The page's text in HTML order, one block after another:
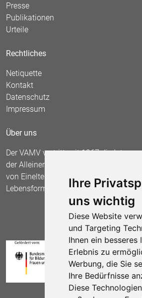
Ihre
uns wichtig
Diese Website
und Targeting
Ihnen ein besseres
Erlebnis zu
Werbung, die Sie
Ihre Bedürfnisse
Diese
Presse
Publikationen
Urteile
Rechtliches
Netiquette
Kontakt
Datenschutz
Impressum
Über uns
Der VAMV vertritt seit 1967 die
der Alleinerziehenden und fordert die
von Einelternfamilien als
Lebensform.